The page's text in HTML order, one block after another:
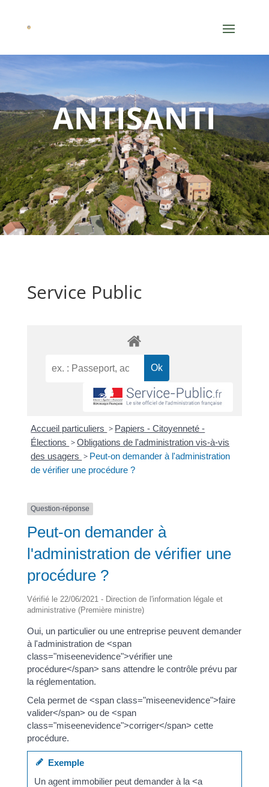
ANTISANTI
Service Public
Accueil particuliers > Papiers - Citoyenneté -
Élections >Obligations de l'administration vis-à-vis
des usagers > Peut-on demander à l'administration
de vérifier une procédure ?
Question-réponse
Peut-on demander à
l'administration de vérifier une
procédure ?
Vérifié le 22/06/2021 - Direction de l'information légale et
administrative (Première ministre)
Oui, un particulier ou une entreprise peuvent demander
à l'administration de <span
class="miseenevidence">vérifier une
procédure</span> sans attendre le contrôle prévu par
la réglementation.
Cela permet de <span class="miseenevidence">faire
valider</span> ou de <span
class="miseenevidence">corriger</span> cette
procédure.
Exemple
Un agent immobilier peut demander à la <a